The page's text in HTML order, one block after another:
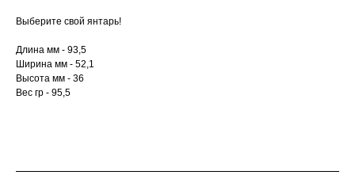
Выберите свой янтарь!
Длина мм - 93,5
Ширина мм - 52,1
Высота мм - 36
Вес гр - 95,5